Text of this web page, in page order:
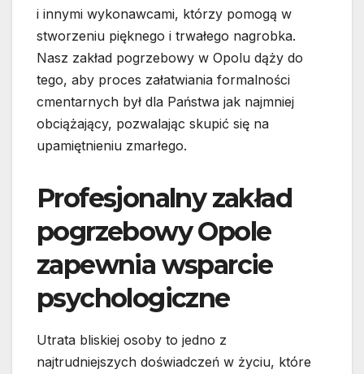
i innymi wykonawcami, którzy pomogą w
stworzeniu pięknego i trwałego nagrobka.
Nasz zakład pogrzebowy w Opolu dąży do
tego, aby proces załatwiania formalności
cmentarnych był dla Państwa jak najmniej
obciążający, pozwalając skupić się na
upamiętnieniu zmarłego.
Profesjonalny zakład
pogrzebowy Opole
zapewnia wsparcie
psychologiczne
Utrata bliskiej osoby to jedno z
najtrudniejszych doświadczeń w życiu, które